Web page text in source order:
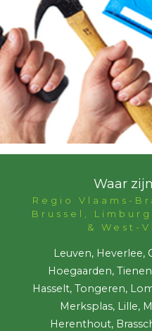
Waar
Regio Vlaams-
Brussel,
& West-
Leuven, Heverlee,
Hoegaarden,
Hasselt, Tongeren,
Merksplas, Lille,
Herenthout,